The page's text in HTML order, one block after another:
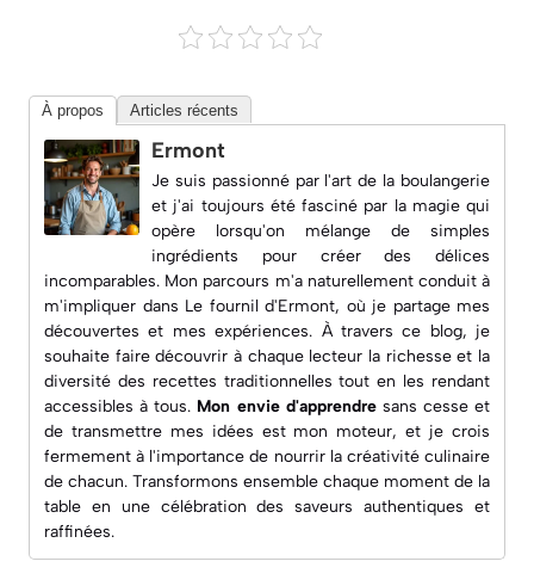
À propos Articles récents
Ermont
Je suis passionné par l'art de la boulangerie
et j'ai toujours été fasciné par la magie qui
opère lorsqu'on mélange de simples
ingrédients pour créer des délices
incomparables. Mon parcours m'a naturellement conduit à
m'impliquer dans Le fournil d'Ermont, où je partage mes
découvertes et mes expériences. À travers ce blog, je
souhaite faire découvrir à chaque lecteur la richesse et la
diversité des recettes traditionnelles tout en les rendant
accessibles à tous. Mon envie d'apprendresans cesse et
de transmettre mes idées est mon moteur, et je crois
fermement à l'importance de nourrir la créativité culinaire
de chacun. Transformons ensemble chaque moment de la
table en une célébration des saveurs authentiques et
raffinées.